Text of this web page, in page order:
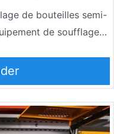
de bouteilles semi-
de soufflage
PET. Il produit
de produits
de 0,2 L à 5 L.